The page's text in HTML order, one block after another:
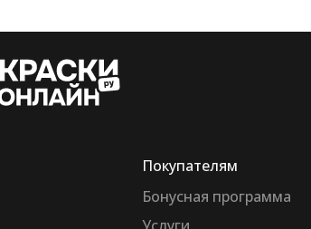
Покупателям
Бонусная программа